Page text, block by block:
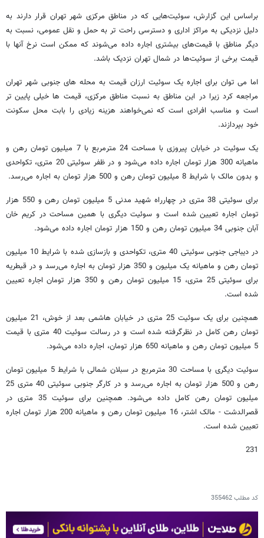
براساس این گزارش، سوئیت‌هایی که در مناطق مرکزی شهر تهران قرار دارند به
دلیل نزدیکی به مراکز اداری و دسترسی راحت تر به حمل و نقل عمومی، نسبت به
دیگر مناطق با قیمت‌های بیشتری اجاره داده می‌شوند که ممکن است نرخ آنها با
قیمت برخی از سوئیت‌ها در شمال تهران نزدیک باشد.
اما می توان برای اجاره یک سوئیت ارزان قیمت به محله های جنوبی شهر تهران
مراجعه کرد زیرا در این مناطق به نسبت مناطق مرکزی، قیمت ها خیلی پایین تر
است و مناسب افرادی است که نمی‌خواهند هزینه زیادی را بابت محل سکونت
خود بپردازند.
یک سوئیت در خیابان پیروزی با مساحت 24 مترمربع با 7 میلیون تومان رهن و
ماهیانه 300 هزار تومان اجاره داده می‌شود و در ظفر سوئیتی 20 متری، تکواحدی
و بدون مالک با شرایط 8 میلیون تومان رهن و 500 هزار تومان به اجاره می‌رسد.
برای سوئیتی 38 متری در چهارراه شهید مدنی 5 میلیون تومان رهن و 550 هزار
تومان اجاره تعیین شده است و سوئیت دیگری با همین مساحت در کریم خان
آبان جنوبی 34 میلیون تومان رهن و 150 هزار تومان اجاره داده می‌شود.
در دیباجی جنوبی سوئیتی 40 متری، تکواحدی و بازسازی شده با شرایط 10 میلیون
تومان رهن و ماهیانه یک میلیون و 350 هزار تومان به اجاره می‌رسد و در قیطریه
برای سوئیتی 25 متری، 15 میلیون تومان رهن و 350 هزار تومان اجاره تعیین
شده است.
همچنین برای یک سوئیت 25 متری در خیابان هاشمی بعد از خوش، 21 میلیون
تومان رهن کامل در نظرگرفته شده است و در رسالت سوئیت 40 متری با قیمت
5 میلیون تومان رهن و ماهیانه 650 هزار تومان، اجاره داده می‌شود.
سوئیت دیگری با مساحت 30 مترمربع در سبلان شمالی با شرایط 5 میلیون تومان
رهن و 500 هزار تومان به اجاره می‌رسد و در کارگر جنوبی سوئیتی 40 متری 25
میلیون تومان رهن کامل داده می‌شود. همچنین برای سوئیت 35 متری در
قصرالدشت - مالک اشتر، 16 میلیون تومان رهن و ماهیانه 200 هزار تومان اجاره
تعیین شده است.
231
کد مطلب355462